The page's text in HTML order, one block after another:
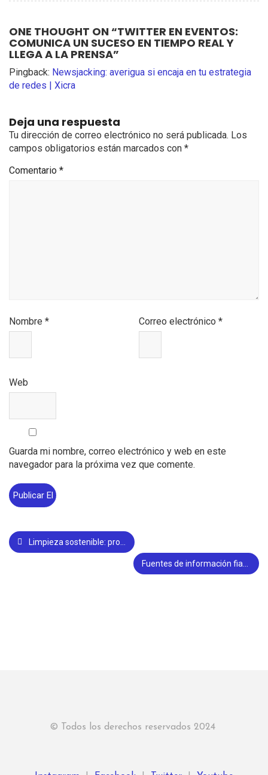
ONE THOUGHT ON “TWITTER EN EVENTOS:
COMUNICA UN SUCESO EN TIEMPO REAL Y
LLEGA A LA PRENSA”
Pingback: Newsjacking: averigua si encaja en tu estrategia
de redes | Xicra
Deja una respuesta
Tu dirección de correo electrónico no será publicada. Los
campos obligatorios están marcados con *
Comentario *
Nombre * Correo electrónico*
Web
Guarda mi nombre, correo electrónico y web en este
navegador para la próxima vez que comente.
Limpieza sostenible: productos sin tóxicos para cuidar de tu hogar y del planeta
Fuentes de información fiables: la importancia de verificarlas
© Todos los derechos reservados 2024